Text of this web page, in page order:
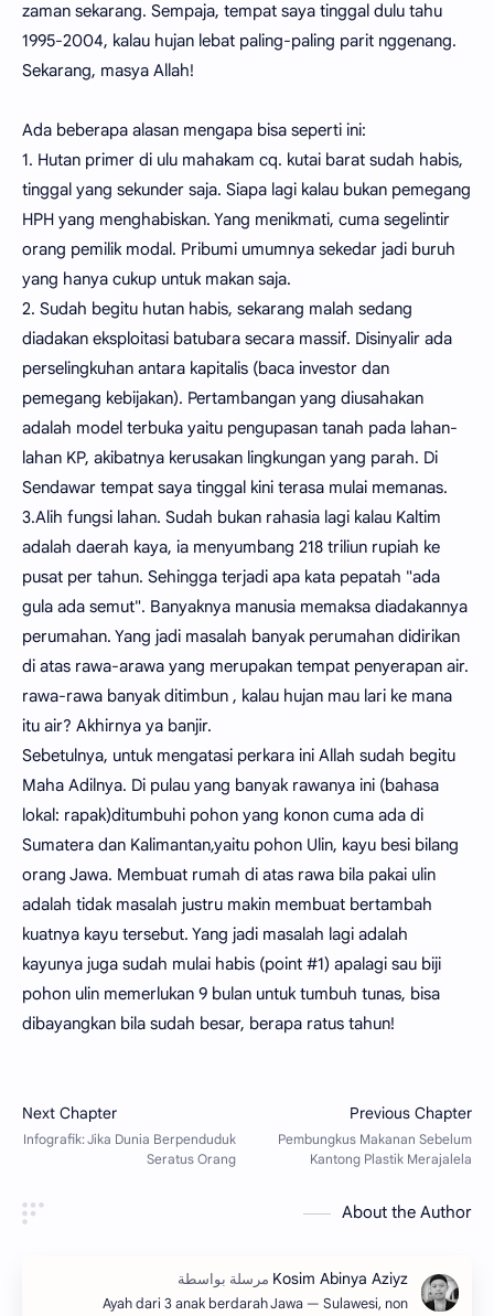
zaman sekarang. Sempaja, tempat saya tinggal dulu tahu
1995-2004, kalau hujan lebat paling-paling parit nggenang.
Sekarang, masya Allah!
Ada beberapa alasan mengapa bisa seperti ini:
1. Hutan primer di ulu mahakam cq. kutai barat sudah habis,
tinggal yang sekunder saja. Siapa lagi kalau bukan pemegang
HPH yang menghabiskan. Yang menikmati, cuma segelintir
orang pemilik modal. Pribumi umumnya sekedar jadi buruh
yang hanya cukup untuk makan saja.
2. Sudah begitu hutan habis, sekarang malah sedang
diadakan eksploitasi batubara secara massif. Disinyalir ada
perselingkuhan antara kapitalis (baca investor dan
pemegang kebijakan). Pertambangan yang diusahakan
adalah model terbuka yaitu pengupasan tanah pada lahan-
lahan KP, akibatnya kerusakan lingkungan yang parah. Di
Sendawar tempat saya tinggal kini terasa mulai memanas.
3.Alih fungsi lahan. Sudah bukan rahasia lagi kalau Kaltim
adalah daerah kaya, ia menyumbang 218 triliun rupiah ke
pusat per tahun. Sehingga terjadi apa kata pepatah "ada
gula ada semut". Banyaknya manusia memaksa diadakannya
perumahan. Yang jadi masalah banyak perumahan didirikan
di atas rawa-arawa yang merupakan tempat penyerapan air.
rawa-rawa banyak ditimbun , kalau hujan mau lari ke mana
itu air? Akhirnya ya banjir.
Sebetulnya, untuk mengatasi perkara ini Allah sudah begitu
Maha Adilnya. Di pulau yang banyak rawanya ini (bahasa
lokal: rapak)ditumbuhi pohon yang konon cuma ada di
Sumatera dan Kalimantan,yaitu pohon Ulin, kayu besi bilang
orang Jawa. Membuat rumah di atas rawa bila pakai ulin
adalah tidak masalah justru makin membuat bertambah
kuatnya kayu tersebut. Yang jadi masalah lagi adalah
kayunya juga sudah mulai habis (point #1) apalagi sau biji
pohon ulin memerlukan 9 bulan untuk tumbuh tunas, bisa
dibayangkan bila sudah besar, berapa ratus tahun!
About the Author
Ayah dari 3 anak berdarah Jawa — Sulawesi, non